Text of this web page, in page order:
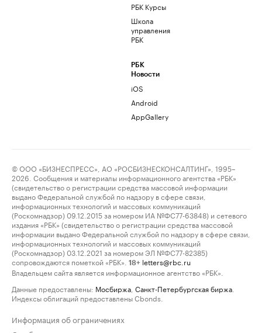
РБК Курсы
Школа
управления
РБК
РБК
Новости
iOS
Android
AppGallery
© ООО «БИЗНЕСПРЕСС», АО «РОСБИЗНЕСКОНСАЛТИНГ», 1995–
2026. Сообщения и материалы информационного агентства «РБК»
(свидетельство о регистрации средства массовой информации
выдано Федеральной службой по надзору в сфере связи,
информационных технологий и массовых коммуникаций
(Роскомнадзор) 09.12.2015 за номером ИА №ФС77-63848) и сетевого
издания «РБК» (свидетельство о регистрации средства массовой
информации выдано Федеральной службой по надзору в сфере связи,
информационных технологий и массовых коммуникаций
(Роскомнадзор) 03.12.2021 за номером ЭЛ №ФС77-82385)
сопровождаются пометкой «РБК».
18+ letters@rbc.ru
Владельцем сайта является информационное агентство «РБК».
Данные предоставлены: Мосбиржа Санкт-Петербургская биржа
Индексы облигаций предоставлены Cbonds.
Информация об ограничениях